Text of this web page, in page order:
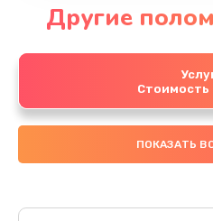
Другие
Стоимость
ПОКАЗАТЬ